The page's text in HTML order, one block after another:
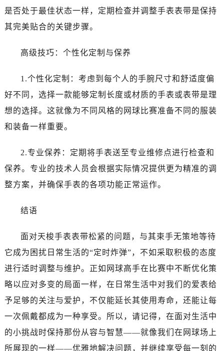
是否处于最佳状态一样，定期检查并调整手表表带是保持
其完美贴合的关键步骤。
高级技巧：个性化定制与保养
1.个性化定制：考虑到每个人的手腕尺寸和舒适度偏
好不同，选择一款能够定制长度或材质的手表或表带是理
想的选择。这就像为不同风格的网球比赛准备不同的服装
和装备一样重要。
2.专业保养：定期将手表送至专业维修点进行检查和
保养。专业的技术人员会根据实际情况提供更为精准的调
整方案，并确保手表的各项功能正常运作。
结语
面对天梭手表表带松紧的问题，与其束手无策地等待
它成为困扰日常生活的“定时炸弹”，不如采取积极的态度
进行适时调整与维护。正如网球高手在比赛中不断优化策
略以应对多变的局面一样，在日常生活中对我们的爱表给
予足够的关注与爱护，不仅能延长其使用寿命，还能让每
一次佩戴都成为一种享受。所以，请记得，在面对生活中
的小挑战时保持那份从容与智慧——就像我们在网球场上
所展现的一样——优雅地解决问题，并继续享受每一刻的